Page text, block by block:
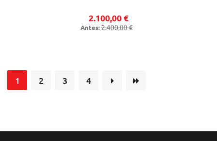
2.100,00 €
Antes:2.400,00 €
1 2 3 4